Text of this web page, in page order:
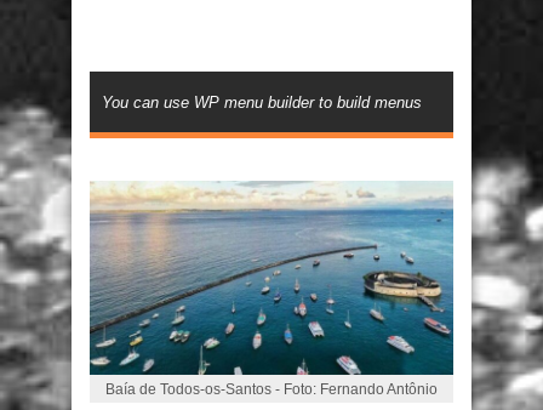
You can use WP menu builder to build menus
Baía de Todos-os-Santos - Foto: Fernando Antônio